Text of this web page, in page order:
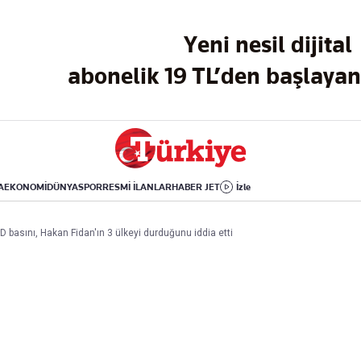
Yeni nesil dijital
abonelik 19 TL’den
EKONOMİDÜNYASPORRESMİ İLANLARHABER JET İzle
Amerika
İsrail-Gazze
Yemek
Aktüel
Sinema
Kitap
basını, Hakan Fidan'ın 3 ülkeyi durduğunu iddia etti